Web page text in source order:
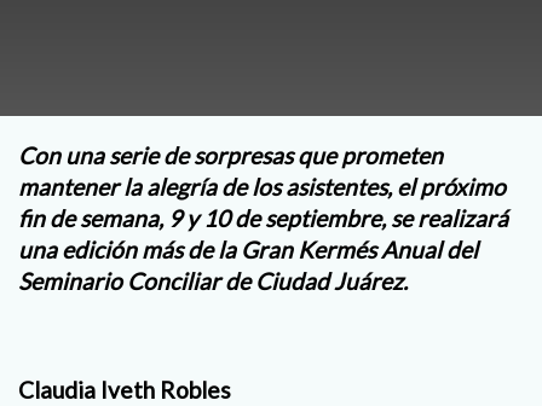
Con una serie de sorpresas que prometen
mantener la alegría de los asistentes, el próximo
fin de semana, 9 y 10 de septiembre, se realizará
una edición más de la Gran Kermés Anual del
Seminario Conciliar de Ciudad Juárez.
Claudia Iveth Robles